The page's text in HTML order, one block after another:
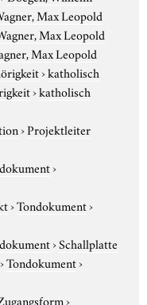
Max Leopold
Max Leopold
Max Leopold
›katholisch
›katholisch
›Projektleiter
›
›Tondokument›
›Schallplatte
Tondokument›
›